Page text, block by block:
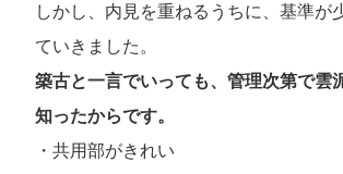
しかし、内見を重ねるうちに、基準が
ていきました。
築古と一言でいっても、管理次第で雲
知ったからです。
・共用部がきれい